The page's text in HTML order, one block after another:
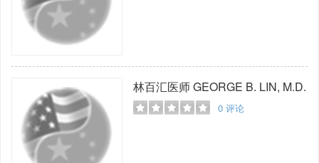
林百汇医师GEORGE B. LIN, M.D.
0评论